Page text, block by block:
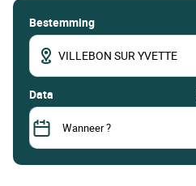
Bestemming
data